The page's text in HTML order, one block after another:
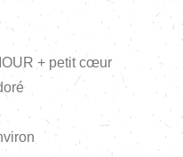
+ petit cœur